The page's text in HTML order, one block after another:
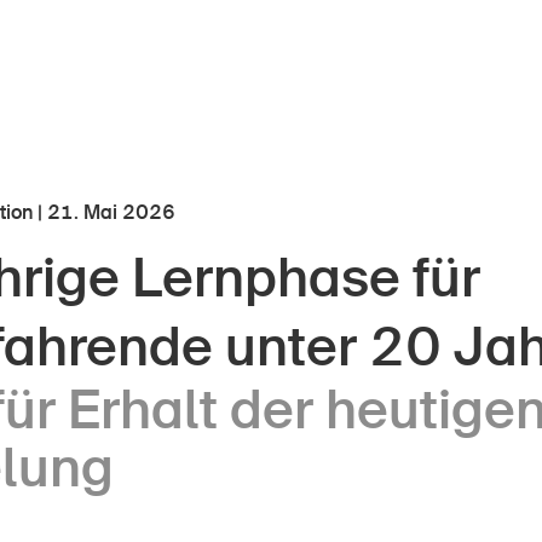
Kindheit
Schule
Über die BFU
Medien
Politik
| 21. Mai 2026
Lernphase für
unter 20
Erhalt der